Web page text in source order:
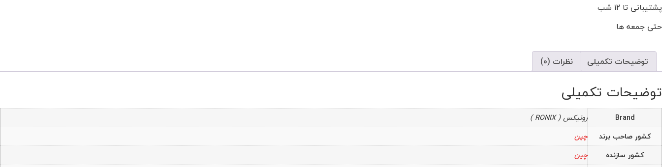
پشتیبانی تا ۱۲ شب
حتی جمعه ها
توضیحات تکمیلی نظرات (0)
توضیحات تکمیلی
Brand
رونیکس ( RONIX )
کشور صاحب برند
چین
کشور سازنده
چین